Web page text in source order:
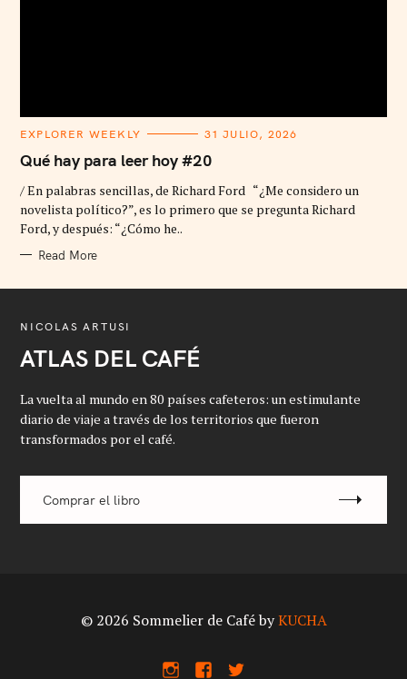
C
T
E
O
I
E
EXPLORER WEEKLY 31 JULIO, 2026
Qué hay para leer hoy #20
/ En palabras sencillas, de Richard Ford “¿Me considero un
novelista político?”, es lo primero que se pregunta Richard
Ford, y después: “¿Cómo he..
Read More
NICOLAS ARTUSI
ATLAS DEL CAFÉ
La vuelta al mundo en 80 países cafeteros: un estimulante
diario de viaje a través de los territorios que fueron
transformados por el café.
Comprar el libro
X
© 2026 Sommelier de Café byKUCHA